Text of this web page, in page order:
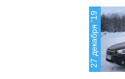
27 декабря '19